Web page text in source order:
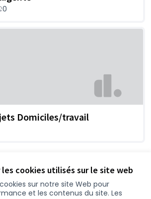
cookies utilisés sur le site web
sur notre site Web pour
et les contenus du site. Les
0
Domiciles/travail